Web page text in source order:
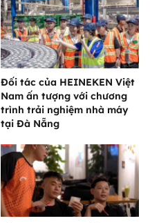
Đối tác của HEINEKEN Việt
Nam ấn tượng với chương
trình trải nghiệm nhà máy
tại Đà Nẵng